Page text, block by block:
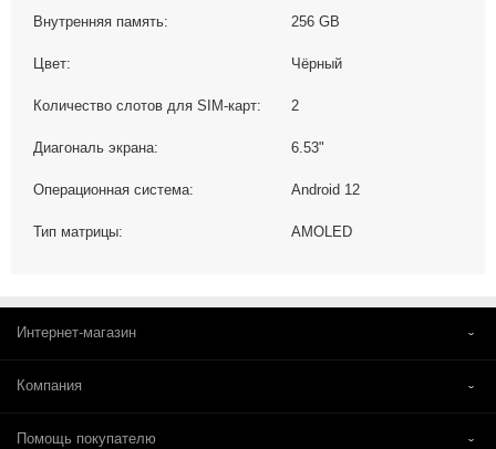
Внутренняя память: 256 GB
Цвет: Чёрный
Количество слотов для SIM-карт: 2
Диагональ экрана: 6.53"
Операционная система: Android 12
Тип матрицы: AMOLED
Интернет-магазин
Компания
Помощь покупателю